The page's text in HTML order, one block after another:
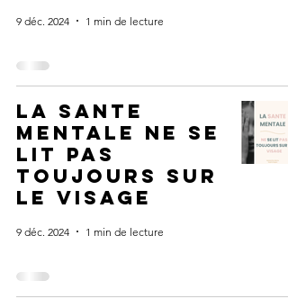
9 déc. 2024 1 min de lecture
La sante
mentale ne se
lit pas
toujours sur
le visage
9 déc. 2024 1 min de lecture